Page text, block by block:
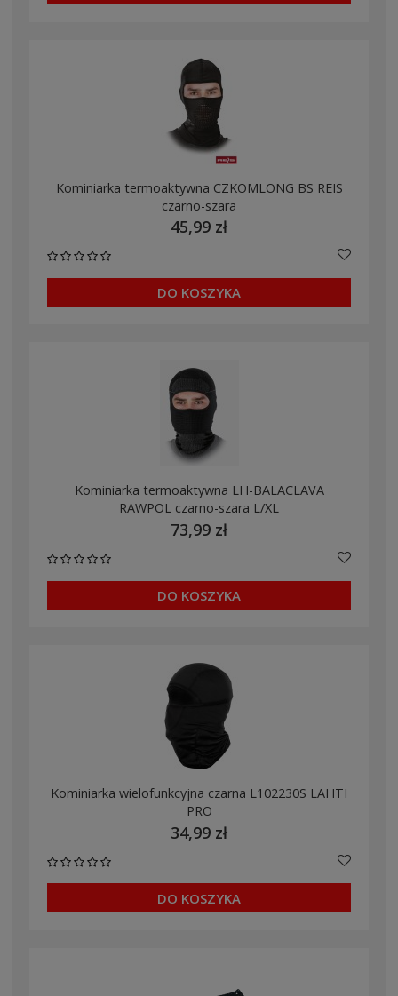
Kominiarka termoaktywna CZKOMLONG BS REIS
czarno-szara
45,99 zł
DO KOSZYKA
Kominiarka termoaktywna LH-BALACLAVA
RAWPOL czarno-szara L/XL
73,99 zł
DO KOSZYKA
Kominiarka wielofunkcyjna czarna L102230S LAHTI
PRO
34,99 zł
DO KOSZYKA